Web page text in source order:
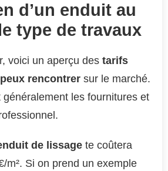
d’un enduit au
type de travaux
voici un aperçu des tarifs
rencontrer sur le marché.
généralement les fournitures et
de lissage te coûtera
m². Si on prend un exemple